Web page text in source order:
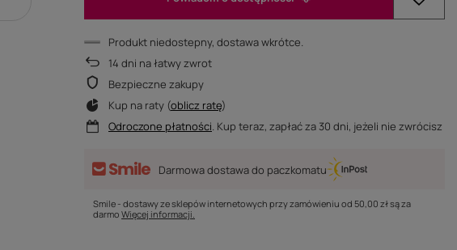
Produkt niedostepny, dostawa wkrótce
14 dni na łatwy zwrot
Bezpieczne zakupy
Kup na raty (oblicz ratę)
Odroczone płatności. Kup teraz, zapłać za 30 dni, jeżeli nie zwrócisz
Darmowa dostawa do paczkomatu
Smile - dostawy ze sklepów internetowych przy zamówieniu od 50,00 złsą za
darmo Więcej informacji.